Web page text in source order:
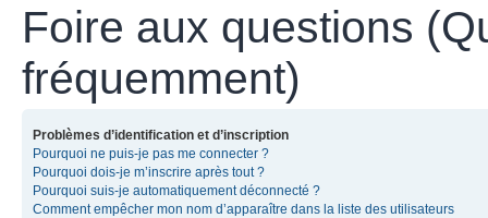
Foire aux questions
fréquemment)
Problèmes d’identification et d’inscription
Pourquoi ne puis-je pas me connecter ?
Pourquoi dois-je m’inscrire après tout ?
Pourquoi suis-je automatiquement déconnecté ?
Comment empêcher mon nom d’apparaître dans la liste des utilisateurs